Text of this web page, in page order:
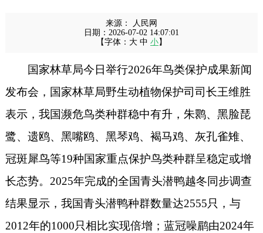
来源：
人民网
日期： 2026-07-02 14:07:01
【字体： 大 中 小】
国家林草局今日举行2026年鸟类保护成果新闻
发布会，国家林草局野生动植物保护司司长王维胜
表示，我国濒危鸟类种群稳中有升，朱鹮、黑脸琵
鹭、遗鸥、黑嘴鸥、黑琴鸡、褐马鸡、灰孔雀雉、
冠斑犀鸟等19种国家重点保护鸟类种群呈稳定或增
长态势。2025年完成的全国青头潜鸭越冬同步调查
结果显示，我国青头潜鸭种群数量达2555只，与
2012年的1000只相比实现倍增；蓝冠噪鹛由2024年